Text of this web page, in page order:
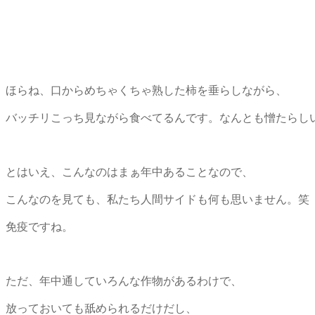
ほらね、口からめちゃくちゃ熟した柿を垂らしながら、
バッチリこっち見ながら食べてるんです。なんとも憎たらし
とはいえ、こんなのはまぁ年中あることなので、
こんなのを見ても、私たち人間サイドも何も思いません。笑
免疫ですね。
ただ、年中通していろんな作物があるわけで、
放っておいても舐められるだけだし、